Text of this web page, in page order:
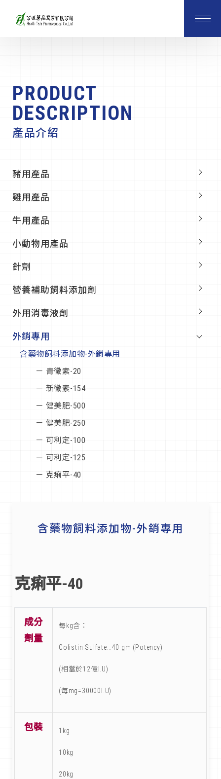
PRODUCT
DESCRIPTION
產品介紹
豬用產品
雞用產品
牛用產品
小動物用產品
針劑
營養補助飼料添加劑
外用消毒液劑
外銷專用
含藥物飼料添加物-外銷專用
－ 青黴素-20
－ 新黴素-154
－ 健美肥-500
－ 健美肥-250
－ 可利定-100
－ 可利定-125
－ 克痢平-40
含藥物飼料添加物-外銷專用
克痢平-40
成分
劑量
每kg含：
Colistin Sulfate…40 gm (Potency)
(相當於12億I.U)
(每mg=30000I.U)
包裝 1kg
10kg
20kg